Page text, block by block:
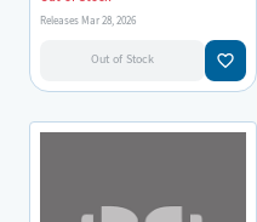
Releases Mar 28, 2026
Out of Stock favorite_border